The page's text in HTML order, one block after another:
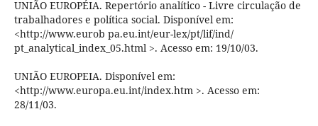
UNIÃO EUROPÉIA. Repertório analítico - Livre circulação de
trabalhadores e política social. Disponível em:
<http://www.eurob pa.eu.int/eur-lex/pt/lif/ind/
pt_analytical_index_05.html >. Acesso em: 19/10/03.
UNIÃO EUROPEIA. Disponível em:
<http://www.europa.eu.int/index.htm >. Acesso em:
28/11/03.